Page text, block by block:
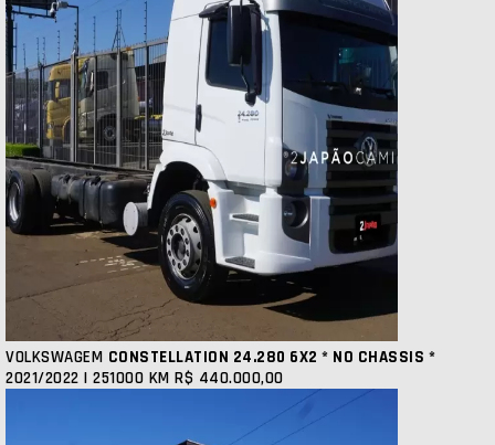
VOLKSWAGEM CONSTELLATION 24.280 6X2 * NO CHASSIS *
2021/2022 | 251000 KM R$ 440.000,00